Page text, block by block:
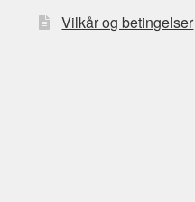
Vilkår og betingelser